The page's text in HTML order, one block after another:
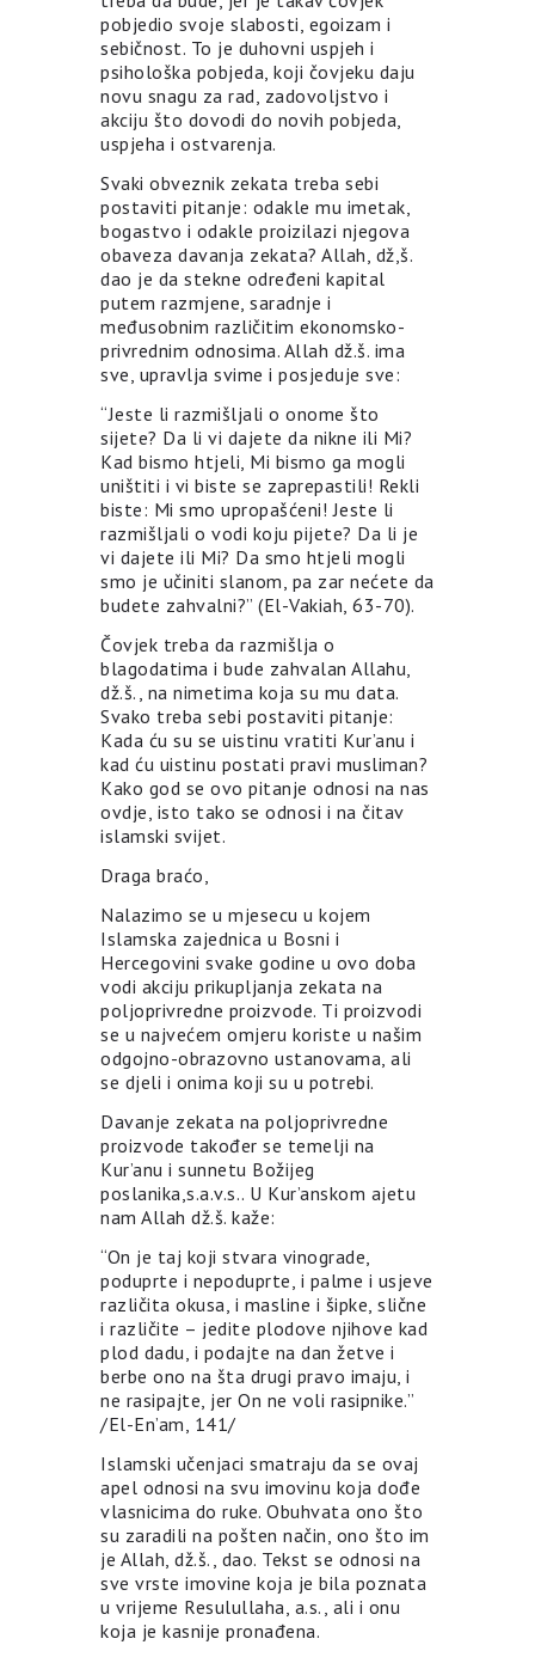
pobjedio svoje slabosti, egoizam i
sebičnost. To je duhovni uspjeh i
psihološka pobjeda, koji čovjeku daju
novu snagu za rad, zadovoljstvo i
akciju što dovodi do novih pobjeda,
uspjeha i ostvarenja.
Svaki obveznik zekata treba sebi
postaviti pitanje: odakle mu imetak,
bogastvo i odakle proizilazi njegova
obaveza davanja zekata? Allah, dž,š.
dao je da stekne određeni kapital
putem razmjene, saradnje i
međusobnim različitim ekonomsko-
privrednim odnosima. Allah dž.š. ima
sve, upravlja svime i posjeduje sve:
“Jeste li razmišljali o onome što
sijete? Da li vi dajete da nikne ili Mi?
Kad bismo htjeli, Mi bismo ga mogli
uništiti i vi biste se zaprepastili! Rekli
biste: Mi smo upropašćeni! Jeste li
razmišljali o vodi koju pijete? Da li je
vi dajete ili Mi? Da smo htjeli mogli
smo je učiniti slanom, pa zar nećete da
budete zahvalni?” (El-Vakiah, 63-70).
Čovjek treba da razmišlja o
blagodatima i bude zahvalan Allahu,
dž.š., na nimetima koja su mu data.
Svako treba sebi postaviti pitanje:
Kada ću su se uistinu vratiti Kur’anu i
kad ću uistinu postati pravi musliman?
Kako god se ovo pitanje odnosi na nas
ovdje, isto tako se odnosi i na čitav
islamski svijet.
Draga braćo,
Nalazimo se u mjesecu u kojem
Islamska zajednica u Bosni i
Hercegovini svake godine u ovo doba
vodi akciju prikupljanja zekata na
poljoprivredne proizvode. Ti proizvodi
se u najvećem omjeru koriste u našim
odgojno-obrazovno ustanovama, ali
se djeli i onima koji su u potrebi.
Davanje zekata na poljoprivredne
proizvode također se temelji na
Kur’anu i sunnetu Božijeg
poslanika,s.a.v.s.. U Kur’anskom ajetu
nam Allah dž.š. kaže:
“On je taj koji stvara vinograde,
poduprte i nepoduprte, i palme i usjeve
različita okusa, i masline i šipke, slične
i različite – jedite plodove njihove kad
plod dadu, i podajte na dan žetve i
berbe ono na šta drugi pravo imaju, i
ne rasipajte, jer On ne voli rasipnike.”
/El-En’am, 141/
Islamski učenjaci smatraju da se ovaj
apel odnosi na svu imovinu koja dođe
vlasnicima do ruke. Obuhvata ono što
su zaradili na pošten način, ono što im
je Allah, dž.š., dao. Tekst se odnosi na
sve vrste imovine koja je bila poznata
u vrijeme Resulullaha, a.s., ali i onu
koja je kasnije pronađena.